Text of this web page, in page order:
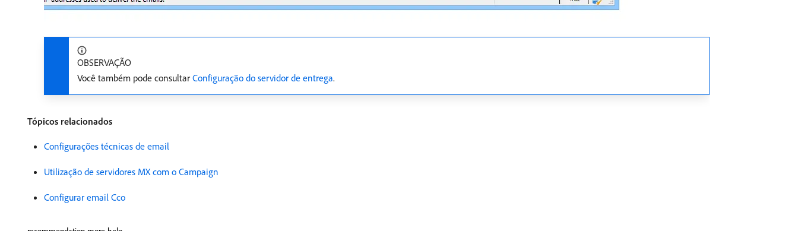
OBSERVAÇÃO
Você também pode consultar Configuração do servidor de entrega.
Tópicos relacionados
Configurações técnicas de email
Utilização de servidores MX com o Campaign
Configurar email Cco